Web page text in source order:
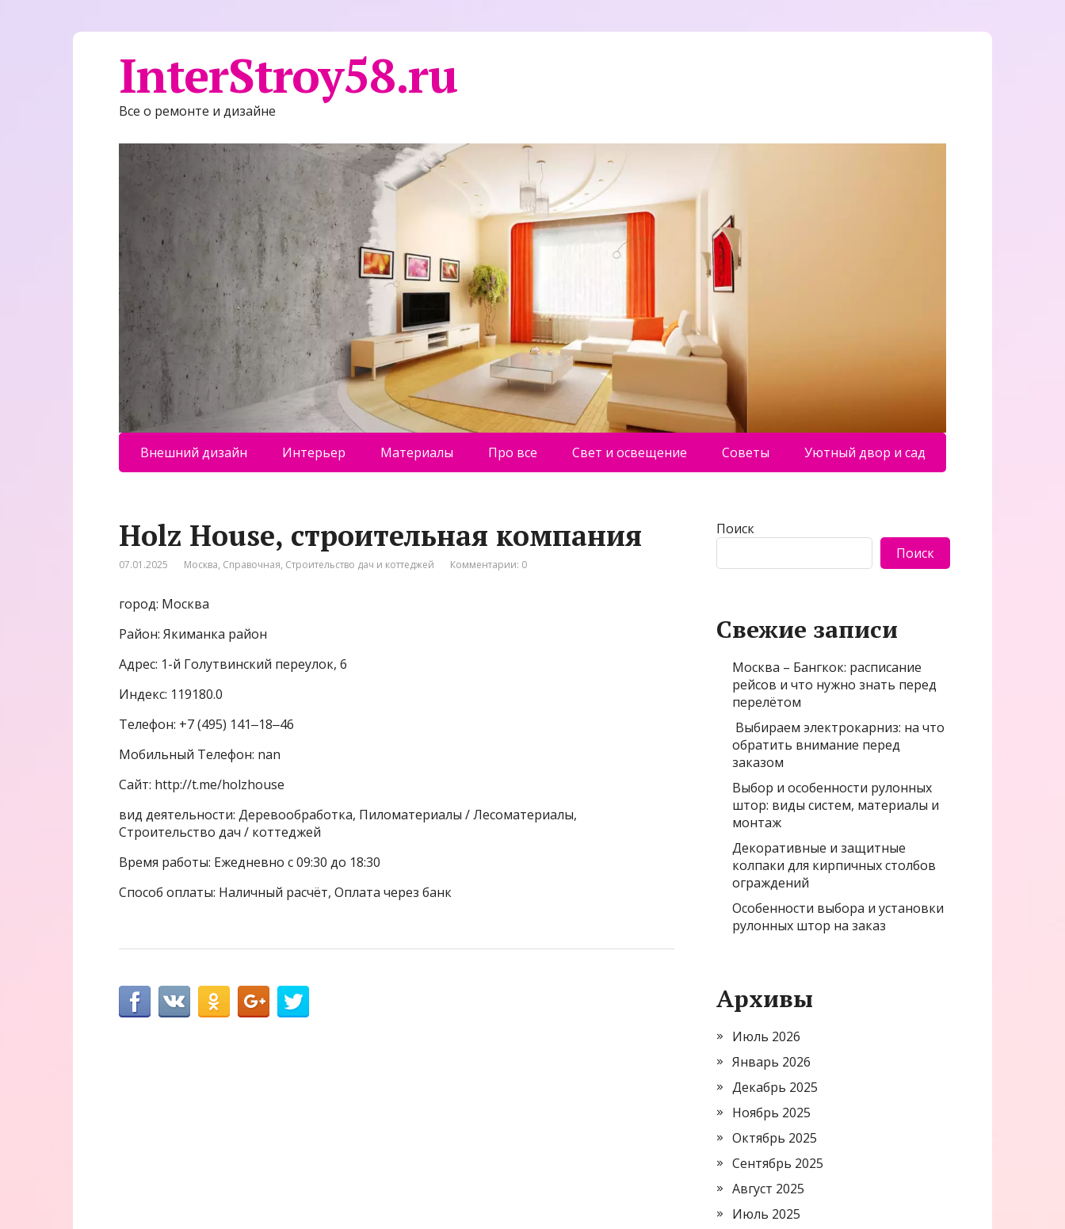
InterStroy58.ru
Все о ремонте и дизайне
Внешний дизайн Интерьер Материалы Про все Свет и освещение Советы Уютный двор и сад
Holz House, строительная компания
07.01.2025 Москва, Справочная, Строительство дач и коттеджей Комментарии: 0
город: Москва
Район: Якиманка район
Адрес: 1-й Голутвинский переулок, 6
Индекс: 119180.0
Телефон: +7 (495) 141‒18‒46
Мобильный Телефон: nan
Сайт: http://t.me/holzhouse
вид деятельности: Деревообработка, Пиломатериалы / Лесоматериалы,
Строительство дач / коттеджей
Время работы: Ежедневно с 09:30 до 18:30
Способ оплаты: Наличный расчёт, Оплата через банк
Поиск
Поиск
Свежие записи
Москва – Бангкок: расписание
рейсов и что нужно знать перед
перелётом
Выбираем электрокарниз: на что
обратить внимание перед
заказом
Выбор и особенности рулонных
штор: виды систем, материалы и
монтаж
Декоративные и защитные
колпаки для кирпичных столбов
ограждений
Особенности выбора и установки
рулонных штор на заказ
Архивы
Июль 2026
Январь 2026
Декабрь 2025
Ноябрь 2025
Октябрь 2025
Сентябрь 2025
Август 2025
Июль 2025